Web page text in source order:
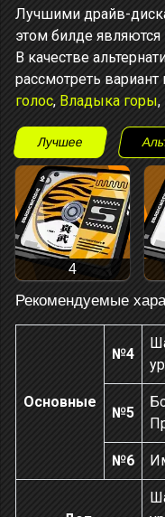
Лучшими драйв-
этом билде являются
В качестве
рассмотреть вариант
голос, Владыка горы,
Лучшее
4
Рекомендуемые
Основные
№4
№5
№6